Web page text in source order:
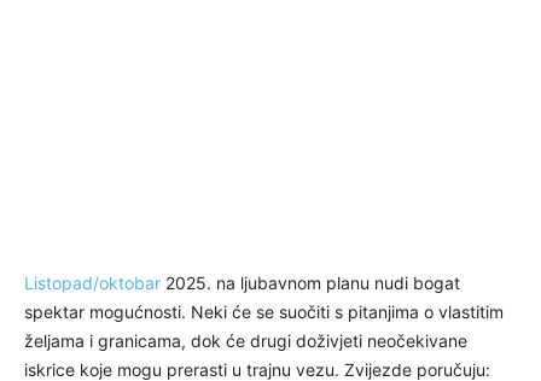
Listopad/oktobar 2025. na ljubavnom planu nudi bogat
spektar mogućnosti. Neki će se suočiti s pitanjima o vlastitim
željama i granicama, dok će drugi doživjeti neočekivane
iskrice koje mogu prerasti u trajnu vezu. Zvijezde poručuju: